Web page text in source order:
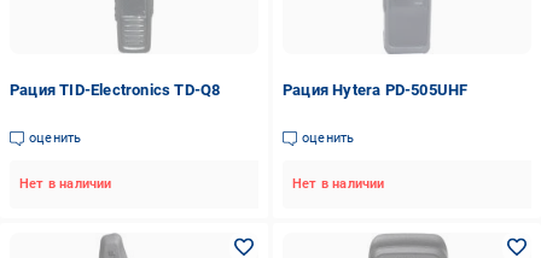
Рация TID-Electronics TD-Q8
оценить
Нет в наличии
Рация Hytera PD-505UHF
оценить
Нет в наличии